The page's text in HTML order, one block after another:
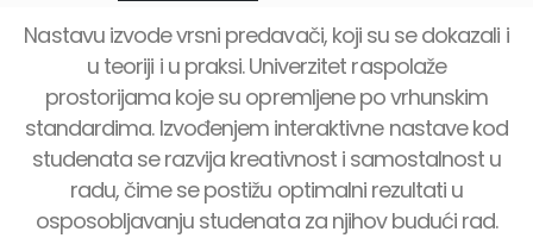
trećeg
Nastavu izvode vrsni predavači, koji su se dokazali i
u teoriji i u praksi. Univerzitet raspolaže
prostorijama koje su opremljene po vrhunskim
standardima. Izvođenjem interaktivne nastave kod
studenata se razvija kreativnost i samostalnost u
radu, čime se postižu optimalni rezultati u
osposobljavanju studenata za njihov budući rad.